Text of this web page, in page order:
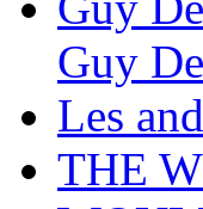
Guy
Les
THE